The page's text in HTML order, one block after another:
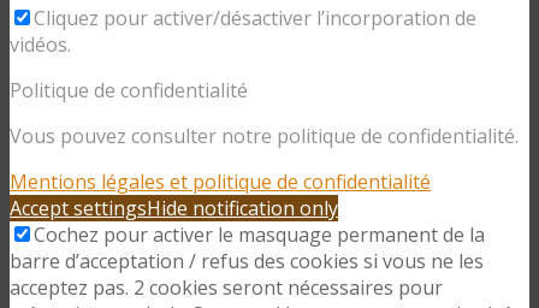
Cliquez pour activer/désactiver l’incorporation de
vidéos.
Politique de confidentialité
Vous pouvez consulter notre politique de confidentialité.
Mentions légales et politique de confidentialité
Accept settingsHide notification only
Cochez pour activer le masquage permanent de la
barre d’acceptation / refus des cookies si vous ne les
acceptez pas. 2 cookies seront nécessaires pour